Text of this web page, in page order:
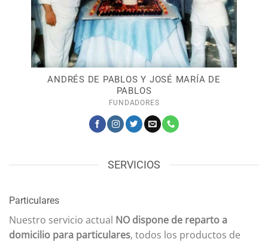
ANDRÉS DE PABLOS Y JOSÉ MARÍA DE
PABLOS
FUNDADORES
SERVICIOS
Particulares
Nuestro servicio actual NO dispone de reparto a
domicilio para particulares, todos los productos de